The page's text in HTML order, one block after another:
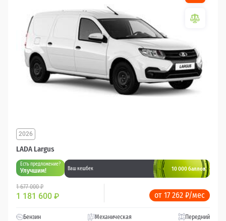
LADA Largus
2026
Есть предложение?
Улучшим! Ваш кешбек 10 000 баллов
1 677 000 ₽
1 181 600 ₽ от 17 262 ₽/мес
Бензин Механическая Передний